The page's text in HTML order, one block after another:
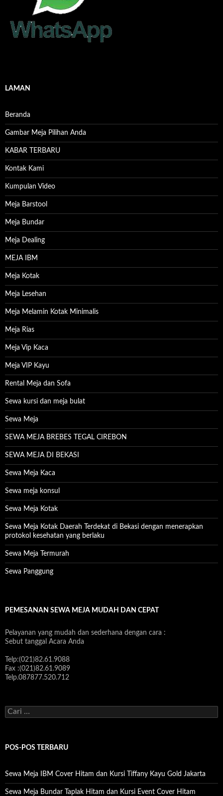
LAMAN
Beranda
Gambar Meja Pilihan Anda
KABAR TERBARU
Kontak Kami
Kumpulan Video
Meja Barstool
Meja Bundar
Meja Dealing
MEJA IBM
Meja Kotak
Meja Lesehan
Meja Melamin Kotak Minimalis
Meja Rias
Meja Vip Kaca
Meja VIP Kayu
Rental Meja dan Sofa
Sewa kursi dan meja bulat
Sewa Meja
SEWA MEJA BREBES TEGAL CIREBON
SEWA MEJA DI BEKASI
Sewa Meja Kaca
Sewa meja konsul
Sewa Meja Kotak
Sewa Meja Kotak Daerah Terdekat di Bekasi dengan menerapkan
protokol kesehatan yang berlaku
Sewa Meja Termurah
Sewa Panggung
PEMESANAN SEWA MEJA MUDAH DAN CEPAT
Pelayanan yang mudah dan sederhana dengan cara :
Sebut tanggal Acara Anda
Telp:(021)82.61.9088
Fax :(021)82.61.9089
Telp.087877.520.712
C
a
u
u
k
:
POS-POS TERBARU
Sewa Meja IBM Cover Hitam dan Kursi Tiffany Kayu Gold Jakarta
Sewa Meja Bundar Taplak Hitam dan Kursi Event Cover Hitam